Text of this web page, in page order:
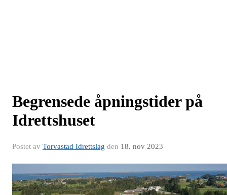
Begrensede åpningstider på
Idrettshuset
Postet av Torvastad Idrettslag den 18. nov 2023